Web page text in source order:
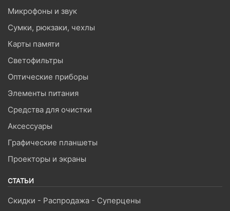
Микрофоны и звук
Сумки, рюкзаки, чехлы
Карты памяти
Светофильтры
Оптические приборы
Элементы питания
Средства для очистки
Аксессуары
Графические планшеты
Проекторы и экраны
СТАТЬИ
Скидки - Распродажа - Суперцены